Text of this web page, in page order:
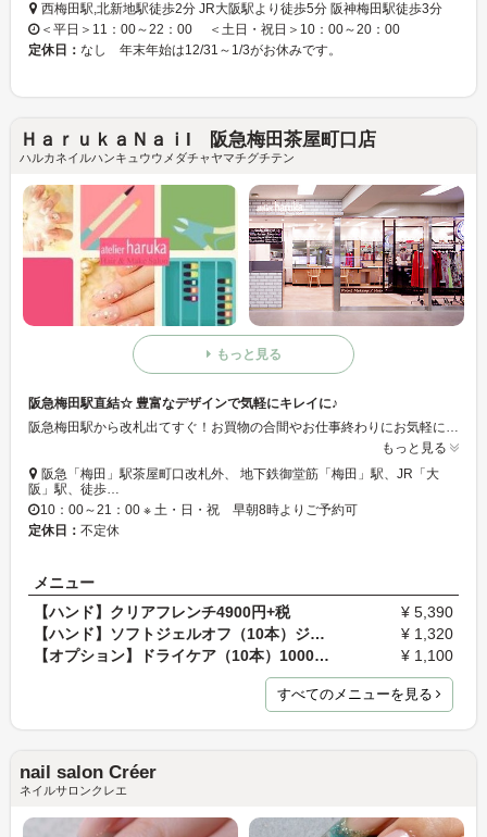
西梅田駅,北新地駅徒歩2分 JR大阪駅より徒歩5分 阪神梅田駅徒歩3分
＜平日＞11：00～22：00 ＜土日・祝日＞10：00～20：00
定休日： なし 年末年始は12/31～1/3がお休みです。
ＨａｒｕｋａＮａｉl 阪急梅田茶屋町口店
ハルカネイルハンキュウウメダチャヤマチグチテン
もっと見る
阪急梅田駅直結☆ 豊富なデザインで気軽にキレイに♪
もっと見る
阪急「梅田」駅茶屋町口改札外、 地下鉄御堂筋「梅田」駅、JR「大
阪」駅、徒歩…
10：00～21：00 ※ 土・日・祝 早朝8時よりご予約可
定休日： 不定休
メニュー
【ハンド】クリアフレンチ4900円+税
¥ 5,390
【ハンド】ソフトジェルオフ（10本）ジェル付け替え…
¥ 1,320
【オプション】ドライケア（10本）1000円+税※単品予…
¥ 1,100
すべてのメニューを見る
nail salon Créer
ネイルサロンクレエ